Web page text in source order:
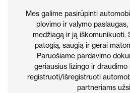
Mes galime pasirūpinti
plovimo ir valymo
medžiagą ir ją iškomunikuoti.
patogią, saugią ir gerai
Paruošiame pardavimo
geriausius lizingo ir draudimo
registruoti/išregistruoti
partneriams